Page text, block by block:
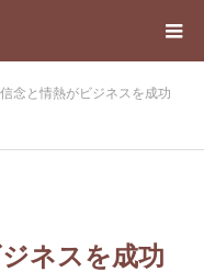
念と情熱がビジネスを成功
ネスを成功